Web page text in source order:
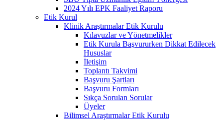
2024 Yılı EPK Faaliyet Raporu
Etik Kurul
Klinik Araştırmalar Etik Kurulu
Kılavuzlar ve Yönetmelikler
Etik Kurula Başvururken Dikkat Edilecek
Hususlar
İletişim
Toplantı Takvimi
Başvuru Şartları
Başvuru Formları
Sıkça Sorulan Sorular
Üyeler
Bilimsel Araştırmalar Etik Kurulu